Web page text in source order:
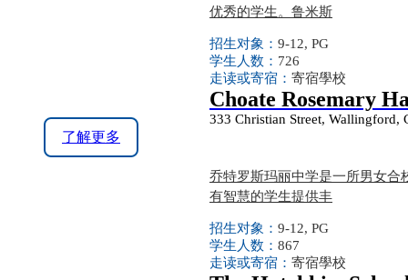
优秀的学生。鲁米斯
招生对象： 9-12, PG
学生人数： 726
走读或寄宿： 寄宿學校
了解更多
Choate Rosemary
333 Christian Street, Wallingford,
乔特罗斯玛丽中学是一所男女合
有智慧的学生提供丰
招生对象： 9-12, PG
学生人数： 867
走读或寄宿： 寄宿學校